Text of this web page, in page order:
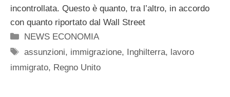
incontrollata. Questo è quanto, tra l’altro, in accordo
con quanto riportato dal Wall Street
Categorie
NEWS ECONOMIA
Tag
assunzioni, immigrazione, Inghilterra, lavoro
immigrato, Regno Unito